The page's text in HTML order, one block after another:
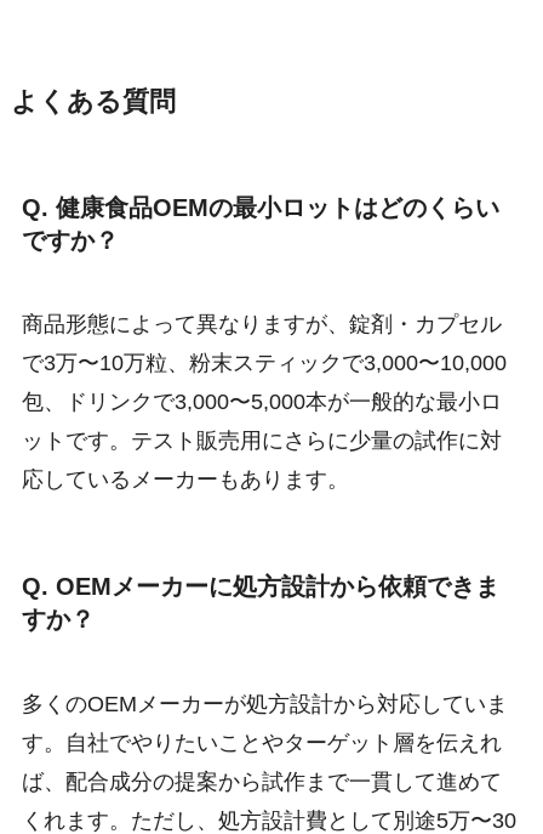
よくある質問
Q. 健康食品OEMの最小ロットはどのくらい
ですか？
商品形態によって異なりますが、錠剤・カプセル
で3万〜10万粒、粉末スティックで3,000〜10,000
包、ドリンクで3,000〜5,000本が一般的な最小ロ
ットです。テスト販売用にさらに少量の試作に対
応しているメーカーもあります。
Q. OEMメーカーに処方設計から依頼できま
すか？
多くのOEMメーカーが処方設計から対応していま
す。自社でやりたいことやターゲット層を伝えれ
ば、配合成分の提案から試作まで一貫して進めて
くれます。ただし、処方設計費として別途5万〜30